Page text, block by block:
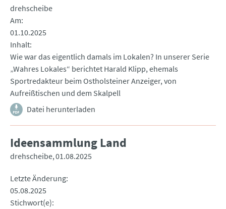
drehscheibe
Am
01.10.2025
Inhalt
Wie war das eigentlich damals im Lokalen? In unserer Serie
„Wahres Lokales“ berichtet Harald Klipp, ehemals
Sportredakteur beim Ostholsteiner Anzeiger, von
Aufreißtischen und dem Skalpell
Datei herunterladen
Ideensammlung Land
drehscheibe 01.08.2025
Letzte Änderung
05.08.2025
Stichwort(e)